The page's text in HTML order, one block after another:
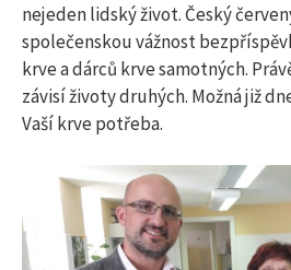
nejeden lidský život. Český
společenskou vážnost
krve a dárců krve samotných.
závisí životy druhých. Možná již
Vaší krve potřeba.